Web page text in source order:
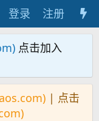
登录 注册
点击加入
| 点击